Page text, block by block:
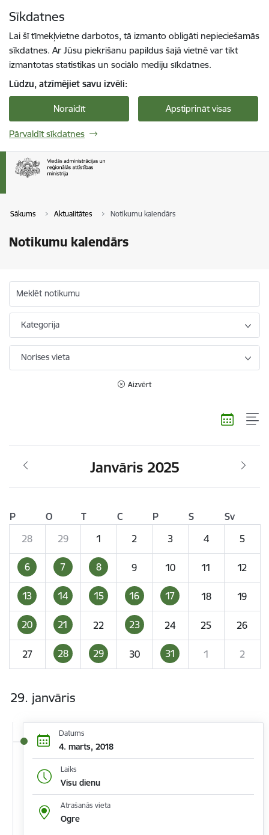
Sīkdatnes
Lai šī tīmekļvietne darbotos, tā izmanto obligāti nepieciešamās
sīkdatnes. Ar Jūsu piekrišanu papildus šajā vietnē var tikt
izmantotas statistikas un sociālo mediju sīkdatnes.
Lūdzu, atzīmējiet savu izvēli:
Noraidīt Apstiprināt visas
Pārvaldīt sīkdatnes
Sākums Aktualitātes Notikumu kalendārs
Notikumu kalendārs
Meklēt notikumu
Kategorija
Norises vieta
Aizvērt
Janvāris 2025
P O T C P S
Sv
28
29 1 2 3 4 5
6 7 8 9 10 11 12
13 14 15 16 17 18 19
20 21 22 23 24 25 26
27 28 29 30 31 1 2
29. janvāris
Datums
4. marts, 2018
Laiks
Visu dienu
Atrašanās vieta
Ogre